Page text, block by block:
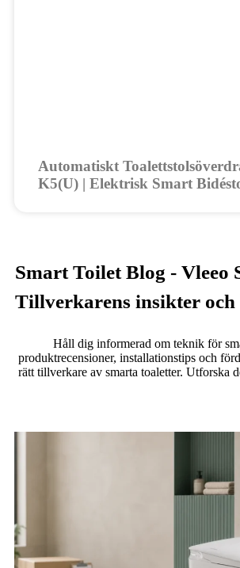
Automatiskt
K5(U) | Elektrisk Smart
Smart Toilet Blog - Vleeo
Tillverkarens insikter och
Håll dig informerad om teknik för
produktrecensioner, installationstips och
rätt tillverkare av smarta toaletter. Utforska